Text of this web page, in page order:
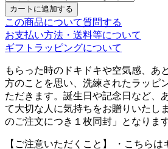
この商品について質問する
お支払い方法・送料等について
ギフトラッピングについて
もらった時のドキドキや空気感、あ
方のことを思い、洗練されたラッピ
ただきます。誕生日や記念日など、
て大切な人に気持ちをお贈りいたし
のご注文につき１枚同封」となりま
【ご注意いただくこと】 ・こちらは